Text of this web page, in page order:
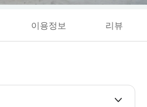
이용정보 리뷰